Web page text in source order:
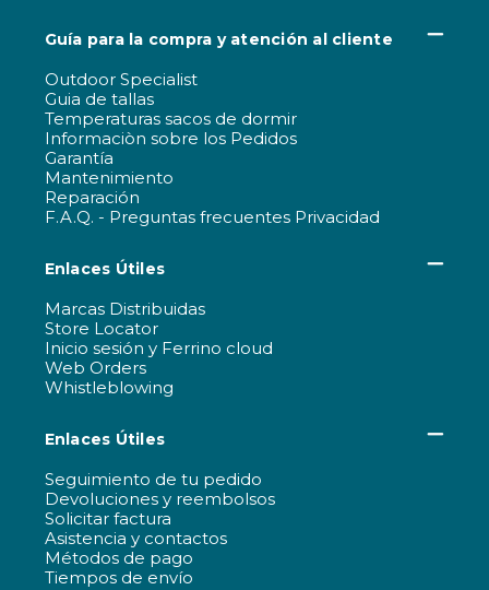
Guía para la compra y atención al cliente
Outdoor Specialist
Guia de tallas
Temperaturas sacos de dormir
Informaciòn sobre los Pedidos
Garantía
Mantenimiento
Reparación
F.A.Q. - Preguntas frecuentes Privacidad
Enlaces Útiles
Marcas Distribuidas
Store Locator
Inicio sesión y Ferrino cloud
Web Orders
Whistleblowing
Enlaces Útiles
Seguimiento de tu pedido
Devoluciones y reembolsos
Solicitar factura
Asistencia y contactos
Métodos de pago
Tiempos de envío